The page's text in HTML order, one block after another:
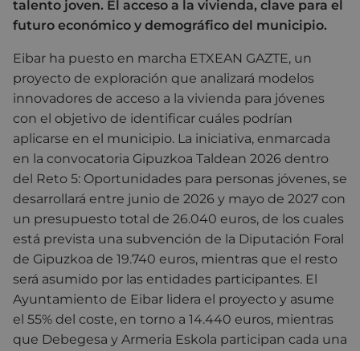
talento joven. El acceso a la vivienda, clave para el
futuro económico y demográfico del municipio.
Eibar ha puesto en marcha ETXEAN GAZTE, un
proyecto de exploración que analizará modelos
innovadores de acceso a la vivienda para jóvenes
con el objetivo de identificar cuáles podrían
aplicarse en el municipio. La iniciativa, enmarcada
en la convocatoria Gipuzkoa Taldean 2026 dentro
del Reto 5: Oportunidades para personas jóvenes, se
desarrollará entre junio de 2026 y mayo de 2027 con
un presupuesto total de 26.040 euros, de los cuales
está prevista una subvención de la Diputación Foral
de Gipuzkoa de 19.740 euros, mientras que el resto
será asumido por las entidades participantes. El
Ayuntamiento de Eibar lidera el proyecto y asume
el 55% del coste, en torno a 14.440 euros, mientras
que Debegesa y Armeria Eskola participan cada una